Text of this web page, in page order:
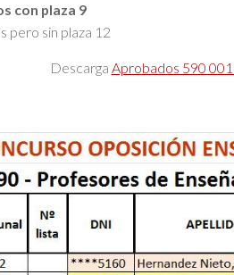
con plaza 9
pero sin plaza 12
Descarga Aprobados 590